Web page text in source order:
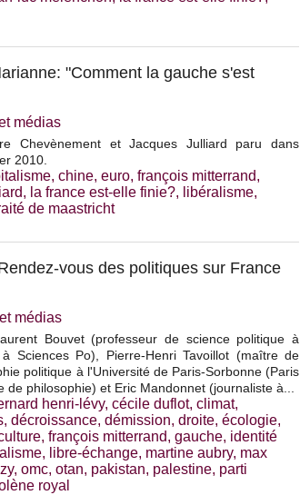
"Comment la gauche s'est
médias
Chevènement et Jacques Julliard paru dans
2010.
, chine, euro, françois mitterrand,
, la france est-elle finie?, libéralisme,
de maastricht
vous des politiques sur France
médias
Bouvet (professeur de science politique à
Sciences Po), Pierre-Henri Tavoillot (maître de
politique à l'Université de Paris-Sorbonne (Paris
de philosophie) et Eric Mandonnet (journaliste à...
henri-lévy, cécile duflot, climat,
, décroissance, démission, droite, écologie,
, françois mitterrand, gauche, identité
, libre-échange, martine aubry, max
, omc, otan, pakistan, palestine, parti
royal